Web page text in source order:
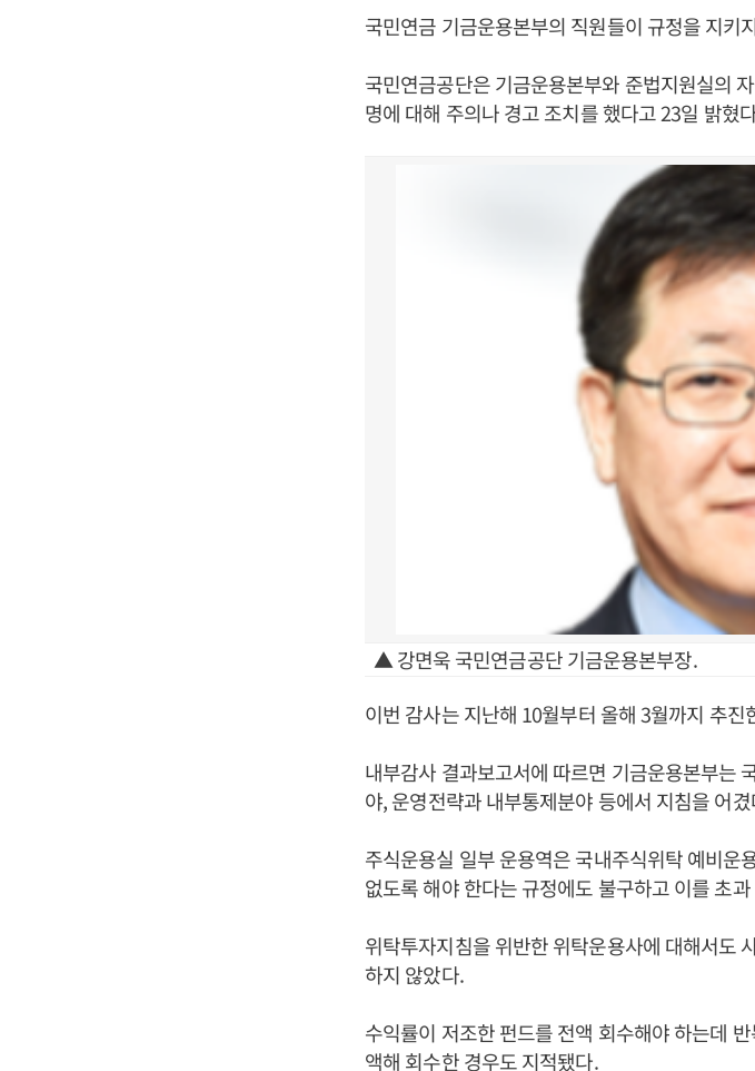
국민연금 기금운용본부의 직원들이 규정을 지키
국민연금공단은 기금운용본부와 준법지원실의
명에 대해 주의나 경고 조치를 했다고 23일 밝혔
▲ 강면욱 국민연금공단 기금운용본부장.
이번 감사는 지난해 10월부터 올해 3월까지 추진
내부감사 결과보고서에 따르면 기금운용본부는
야, 운영전략과 내부통제분야 등에서 지침을 어
주식운용실 일부 운용역은 국내주식위탁 예비
없도록 해야 한다는 규정에도 불구하고 이를 초
위탁투자지침을 위반한 위탁운용사에 대해서도
하지 않았다.
수익률이 저조한 펀드를 전액 회수해야 하는데
액해 회수한 경우도 지적됐다.